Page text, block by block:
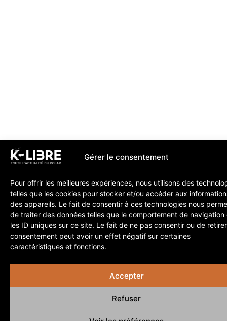
Gérer le consentement
Pour offrir les meilleures expériences, nous utilisons des
telles que les cookies pour stocker et/ou accéder aux
des appareils. Le fait de consentir à ces technologies nous
de traiter des données telles que le comportement de navigation
les ID uniques sur ce site. Le fait de ne pas consentir ou de
consentement peut avoir un effet négatif sur certaines
caractéristiques et fonctions.
Accepter
Refuser